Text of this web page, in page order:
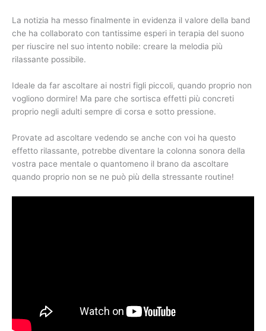
La notizia ha messo finalmente in evidenza il valore della band
che ha collaborato con tantissime esperi in terapia del suono
per riuscire nel suo intento nobile: creare la melodia più
rilassante possibile.
Ideale da far ascoltare ai nostri figli piccoli, quando proprio non
vogliono dormire! Ma pare che sortisca effetti più concreti
proprio negli adulti sempre di corsa e sotto pressione.
Provate ad ascoltare vedendo se anche con voi ha questo
effetto rilassante, potrebbe diventare la colonna sonora della
vostra pace mentale o quantomeno il brano da ascoltare
quando proprio non se ne può più della stressante routine!